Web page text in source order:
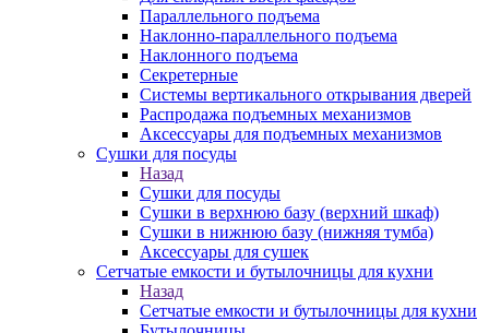
Параллельного подъема
Наклонно-параллельного подъема
Наклонного подъема
Секретерные
Системы вертикального открывания дверей
Распродажа подъемных механизмов
Аксессуары для подъемных механизмов
Сушки для посуды
Назад
Сушки для посуды
Сушки в верхнюю базу (верхний шкаф)
Сушки в нижнюю базу (нижняя тумба)
Аксессуары для сушек
Сетчатые емкости и бутылочницы для кухни
Назад
Сетчатые емкости и бутылочницы для кухни